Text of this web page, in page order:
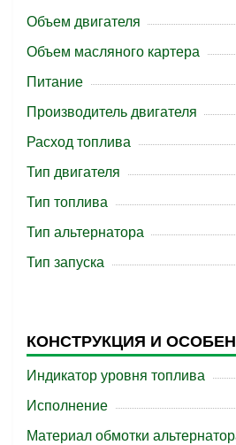
Объем двигателя
Объем масляного картера
Питание
Производитель двигателя
Расход топлива
Тип двигателя
Тип топлива
Тип альтернатора
Тип запуска
КОНСТРУКЦИЯ И
Индикатор уровня топлива
Исполнение
Материал обмотки